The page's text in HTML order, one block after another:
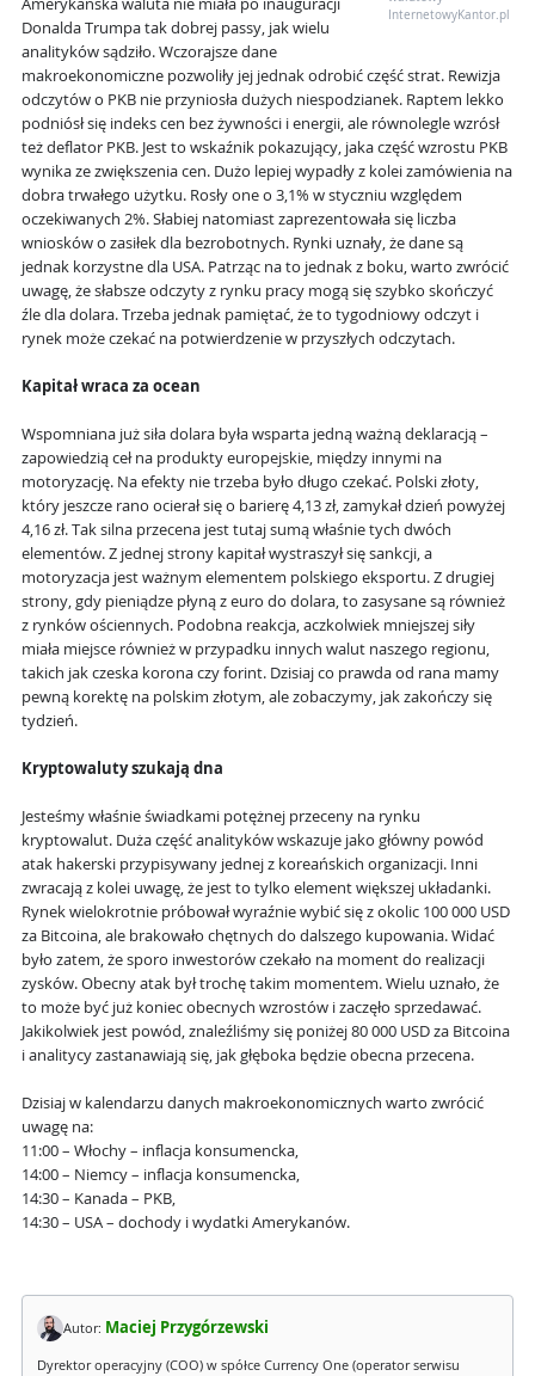
InternetowyKantor.pl
Amerykańska waluta nie miała po inauguracji
Donalda Trumpa tak dobrej passy, jak wielu
analityków sądziło. Wczorajsze dane
makroekonomiczne pozwoliły jej jednak odrobić część strat. Rewizja
odczytów o PKB nie przyniosła dużych niespodzianek. Raptem lekko
podniósł się indeks cen bez żywności i energii, ale równolegle wzrósł
też deflator PKB. Jest to wskaźnik pokazujący, jaka część wzrostu PKB
wynika ze zwiększenia cen. Dużo lepiej wypadły z kolei zamówienia na
dobra trwałego użytku. Rosły one o 3,1% w styczniu względem
oczekiwanych 2%. Słabiej natomiast zaprezentowała się liczba
wniosków o zasiłek dla bezrobotnych. Rynki uznały, że dane są
jednak korzystne dla USA. Patrząc na to jednak z boku, warto zwrócić
uwagę, że słabsze odczyty z rynku pracy mogą się szybko skończyć
źle dla dolara. Trzeba jednak pamiętać, że to tygodniowy odczyt i
rynek może czekać na potwierdzenie w przyszłych odczytach.
Kapitał wraca za ocean
Wspomniana już siła dolara była wsparta jedną ważną deklaracją –
zapowiedzią ceł na produkty europejskie, między innymi na
motoryzację. Na efekty nie trzeba było długo czekać. Polski złoty,
który jeszcze rano ocierał się o barierę 4,13 zł, zamykał dzień powyżej
4,16 zł. Tak silna przecena jest tutaj sumą właśnie tych dwóch
elementów. Z jednej strony kapitał wystraszył się sankcji, a
motoryzacja jest ważnym elementem polskiego eksportu. Z drugiej
strony, gdy pieniądze płyną z euro do dolara, to zasysane są również
z rynków ościennych. Podobna reakcja, aczkolwiek mniejszej siły
miała miejsce również w przypadku innych walut naszego regionu,
takich jak czeska korona czy forint. Dzisiaj co prawda od rana mamy
pewną korektę na polskim złotym, ale zobaczymy, jak zakończy się
tydzień.
Kryptowaluty szukają dna
Jesteśmy właśnie świadkami potężnej przeceny na rynku
kryptowalut. Duża część analityków wskazuje jako główny powód
atak hakerski przypisywany jednej z koreańskich organizacji. Inni
zwracają z kolei uwagę, że jest to tylko element większej układanki.
Rynek wielokrotnie próbował wyraźnie wybić się z okolic 100 000 USD
za Bitcoina, ale brakowało chętnych do dalszego kupowania. Widać
było zatem, że sporo inwestorów czekało na moment do realizacji
zysków. Obecny atak był trochę takim momentem. Wielu uznało, że
to może być już koniec obecnych wzrostów i zaczęło sprzedawać.
Jakikolwiek jest powód, znaleźliśmy się poniżej 80 000 USD za Bitcoina
i analitycy zastanawiają się, jak głęboka będzie obecna przecena.
Dzisiaj w kalendarzu danych makroekonomicznych warto zwrócić
uwagę na:
11:00 – Włochy – inflacja konsumencka,
14:00 – Niemcy – inflacja konsumencka,
14:30 – Kanada – PKB,
14:30 – USA – dochody i wydatki Amerykanów.
Autor: Maciej Przygórzewski
Dyrektor operacyjny (COO) w spółce Currency One (operator serwisu